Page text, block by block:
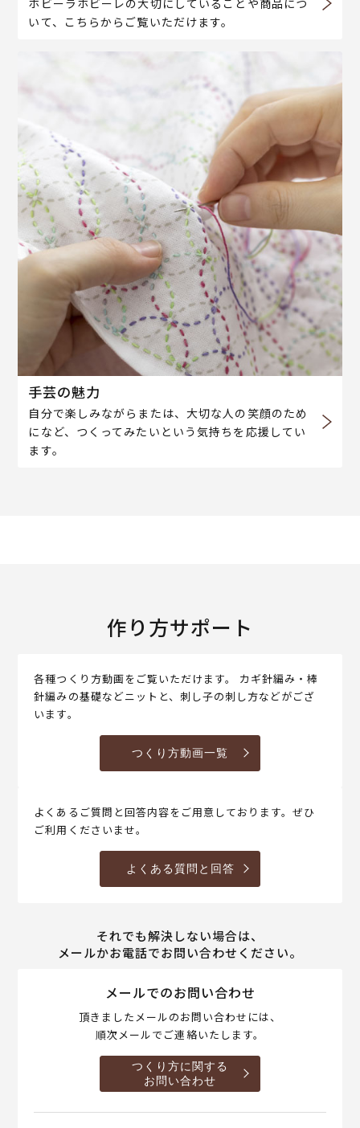
ホビーラホビーレの大切にしていることや商品につ
いて、こちらからご覧いただけます。
手芸の魅力
自分で楽しみながらまたは、大切な人の笑顔のため
になど、つくってみたいという気持ちを応援してい
ます。
作り方サポート
各種つくり方動画をご覧いただけます。 カギ針編み・棒
針編みの基礎などニットと、刺し子の刺し方などがござ
います。
つくり方動画一覧
よくあるご質問と回答内容をご用意しております。ぜひ
ご利用くださいませ。
よくある質問と回答
それでも解決しない場合は、
メールかお電話でお問い合わせください。
メールでのお問い合わせ
頂きましたメールのお問い合わせには、
順次メールでご連絡いたします。
つくり方に関する
お問い合わせ